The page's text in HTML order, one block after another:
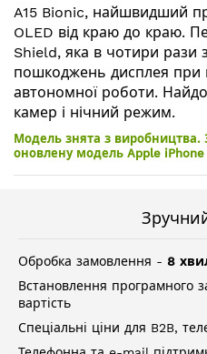
зображень
A15 Bionic, найшвидший
OLED від краю до краю.
Shield, яка в чотири рази
пошкоджень дисплея при
автономної роботи.
камер і нічний режим.
Модель знята з виробництва.
оновлену модель Apple iPhone
Обробка замовлення - 8
Встановлення програмного
вартість
Спеціальні ціни для B2B,